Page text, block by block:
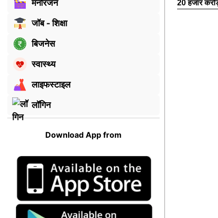
मनोरंजन
जॉब - शिक्षा
बिजनेस
स्वास्थ्य
लाइफस्टाइल
लॉगिन
Download App from
20 हजार